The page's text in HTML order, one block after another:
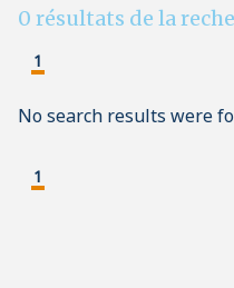
0 résultats de la
1
No search results were
1